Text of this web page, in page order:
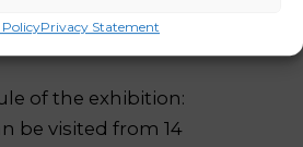
PolicyPrivacy Statement
of the exhibition:
be visited from 14